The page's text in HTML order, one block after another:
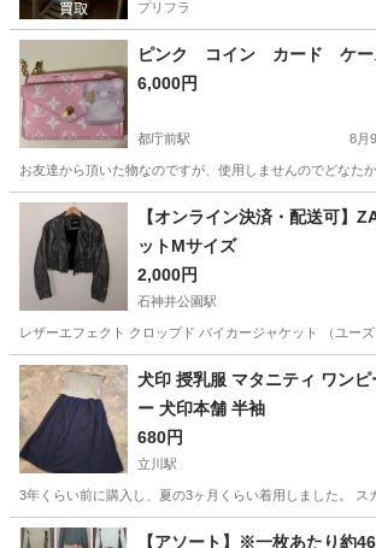
プリフラ
ピンク コイン カード ケー
6,000円
都庁前駅 8月
お友達から頂いた物なのですが、使用しませんのでどな
東京 新宿区 都庁前駅 小物
【オンライン決済・配送可】ZARA レザー
ットMサイズ
2,000円
石神井公園駅
レザーエフェクト クロップド バイカージャケット （ユー
東京 練馬区 石神井公園駅
犬印 授乳服 マタニティ ワン
ー 犬印本舗 半袖
680円
立川駅
3年くらい前に購入し、夏の3ヶ月くらい着用しました。
東京 立川市 ワンピース 授乳服
【アソート】※一枚あたり約